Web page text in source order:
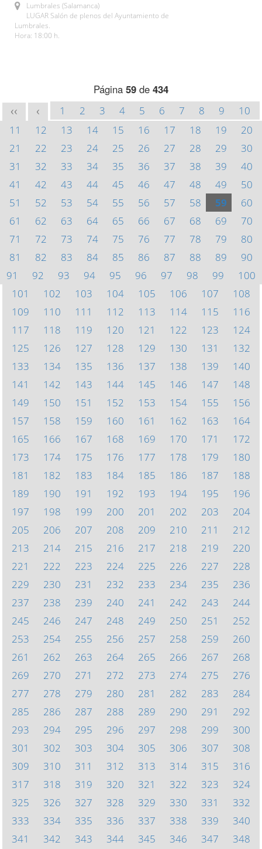
Lumbrales (Salamanca)
LUGAR Salón de plenos del Ayuntamiento de
Lumbrales.
Hora: 18:00 h.
Página 59 de 434
<< < 1 2 3 4 5 6 7 8 9
10
11
12 13 14 15 16 17 18 19
20
21
22 23 24 25 26 27 28 29
30
31
32 33 34 35 36 37 38 39
40
41
42 43 44 45 46 47 48 49
50
51
52 53 54 55 56 57 58 59
60
61
62 63 64 65 66 67 68 69
70
71
72 73 74 75 76 77 78 79
80
81
82 83 84 85 86 87 88 89
90
91
92 93 94 95 96 97 98 99
100
101
102 103 104 105 106 107
108
109
110 111 112 113 114 115
116
117
118 119 120 121 122 123
124
125
126 127 128 129 130 131
132
133
134 135 136 137 138 139
140
141
142 143 144 145 146 147
148
149
150 151 152 153 154 155
156
157
158 159 160 161 162 163
164
165
166 167 168 169 170 171
172
173
174 175 176 177 178 179
180
181
182 183 184 185 186 187
188
189
190 191 192 193 194 195
196
197
198 199 200 201 202 203
204
205
206 207 208 209 210 211
212
213
214 215 216 217 218 219
220
221
222 223 224 225 226 227
228
229
230 231 232 233 234 235
236
237
238 239 240 241 242 243
244
245
246 247 248 249 250 251
252
253
254 255 256 257 258 259
260
261
262 263 264 265 266 267
268
269
270 271 272 273 274 275
276
277
278 279 280 281 282 283
284
285
286 287 288 289 290 291
292
293
294 295 296 297 298 299
300
301
302 303 304 305 306 307
308
309
310 311 312 313 314 315
316
317
318 319 320 321 322 323
324
325
326 327 328 329 330 331
332
333
334 335 336 337 338 339
340
341
342 343 344 345 346 347 348